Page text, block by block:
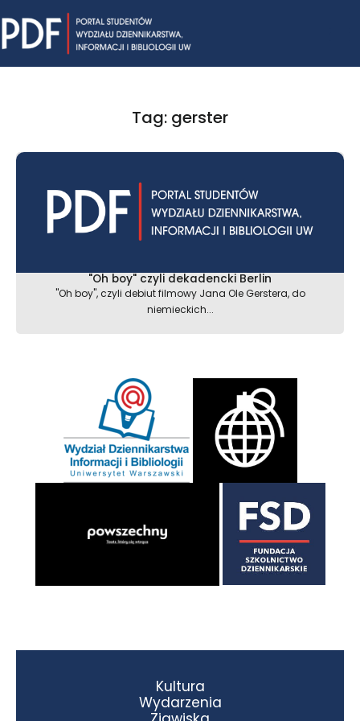
to
content
Tag: gerster
"Oh boy" czyli dekadencki Berlin
"Oh boy", czyli debiut filmowy Jana Ole Gerstera, do
niemieckich...
Kultura
Wydarzenia